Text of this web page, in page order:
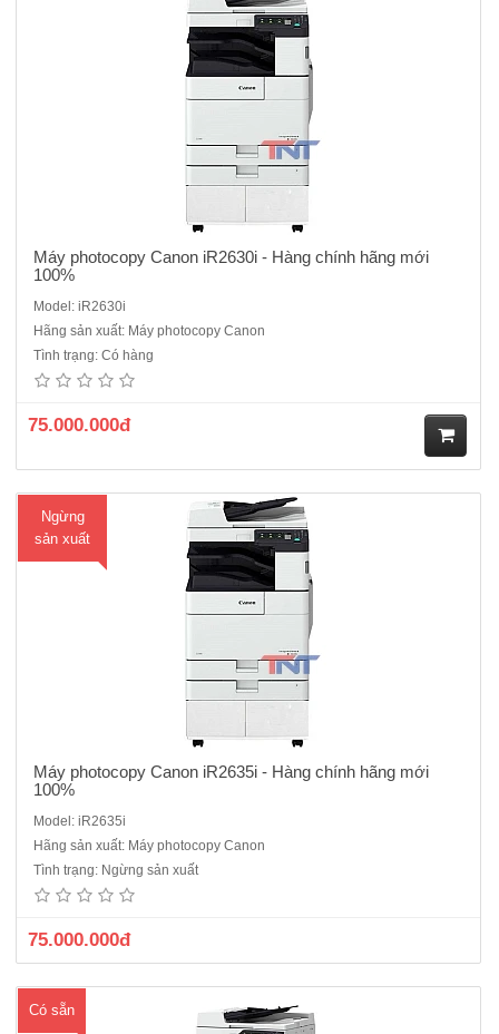
Máy photocopy Canon iR2630i - Hàng chính hãng mới
100%
Model: iR2630i
Hãng sản xuất: Máy photocopy Canon
Tình trạng: Có hàng
75.000.000đ
Ngừng
sản xuất
100%, Nguyên đai , nguyên kiện, máy có 2 khay tiện dụng việc chia
khổ giấy a3, A4, chia ngang dọc, chia xếp chồng. Phù hợp với văn
Máy photocopy Canon iR2635i - Hàng chính hãng mới
100%
Model: iR2635i
Hãng sản xuất: Máy photocopy Canon
Tình trạng: Ngừng sản xuất
75.000.000đ
Có sẵn
Máy photocopy Canon iR2645i mới 100% Hàng chính hãng, Nguyên
đai, Nguyên kiện với tốc độ 45 bản/phút, tính năng vượt trội In/quét
qua mạng có dây và không dây WiFi, Khổ giấy A3,A4,A5,A6 , máy có 2
khay thuận tiện cho việc chia giấy, hiệu suất l..